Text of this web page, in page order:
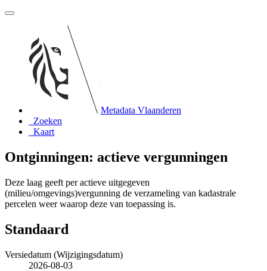
Metadata Vlaanderen
Zoeken
Kaart
Ontginningen: actieve vergunningen
Deze laag geeft per actieve uitgegeven
(milieu/omgevings)vergunning de verzameling van kadastrale
percelen weer waarop deze van toepassing is.
Standaard
Versiedatum (Wijzigingsdatum)
2026-08-03